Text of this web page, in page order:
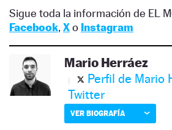
Sigue toda la información de EL
Facebook, Xo Instagram
Mario Herráez
Perfil de Mario
Twitter
VER BIOGRAFÍA